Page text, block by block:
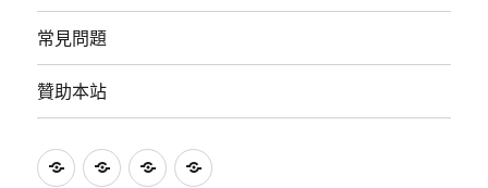
常見問題
贊助本站
115
115
常
贊